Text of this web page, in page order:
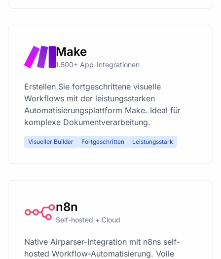
Make
1.500+ App-Integrationen
Erstellen Sie fortgeschrittene visuelle
Workflows mit der leistungsstarken
Automatisierungsplattform Make. Ideal für
komplexe Dokumentverarbeitung.
Visueller Builder Fortgeschritten Leistungsstark
n8n
Self-hosted + Cloud
Native Airparser-Integration mit n8ns self-
hosted Workflow-Automatisierung. Volle